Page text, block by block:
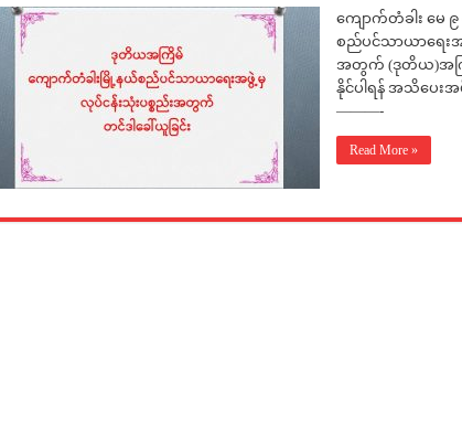
ကျောက်တံခါး မေ
စည်ပင်သာယာရေးအ
အတွက် (ဒုတိယ)အကြိ
နိုင်ပါရန် အသိပေး
———-
Read More »